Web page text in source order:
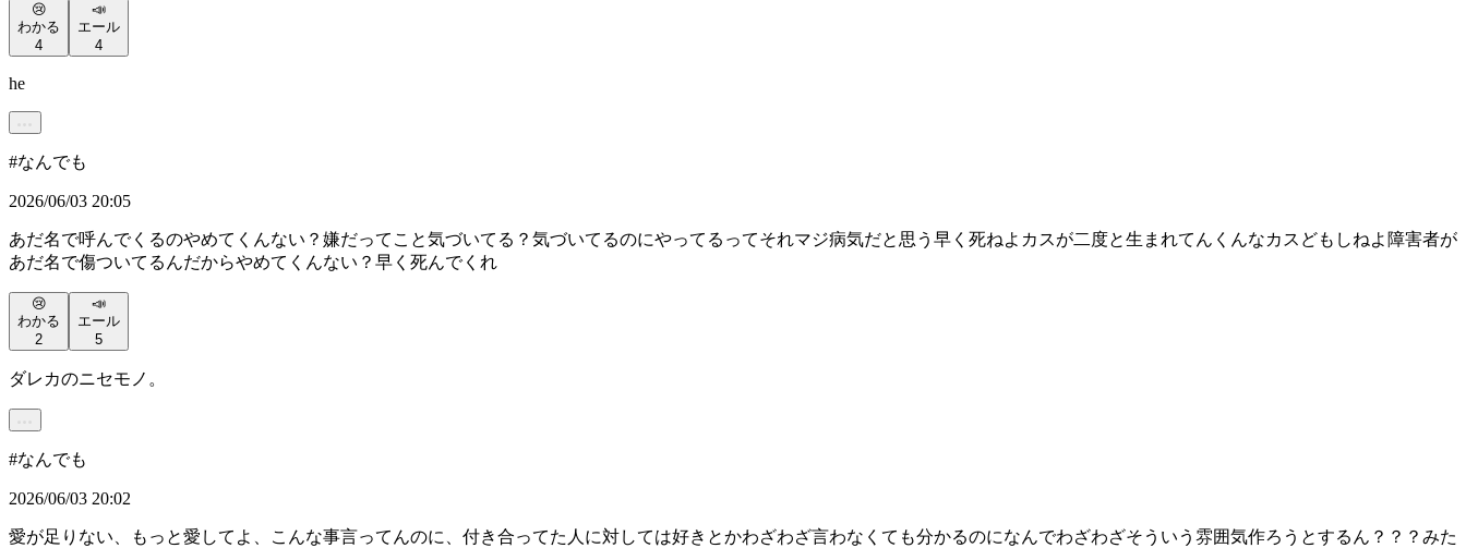
😢
わかる
4
📣
エール
4
he
#なんでも
2026/06/03 20:05
あだ名で呼んでくるのやめてくんない？嫌だってこと気づいてる？気づいてるのにやってるってそれマジ病気だと思う早く死ねよカスが二度と生まれてんくんなカスどもしねよ障害者が
あだ名で傷ついてるんだからやめてくんない？早く死んでくれ
😢
わかる
2
📣
エール
5
ダレカのニセモノ。
#なんでも
2026/06/03 20:02
愛が足りない、もっと愛してよ、こんな事言ってんのに、付き合ってた人に対しては好きとかわざわざ言わなくても分かるのになんでわざわざそういう雰囲気作ろうとするん？？？みた